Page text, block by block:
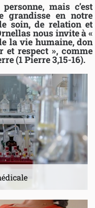
mais c’est
grandisse en notre
soin, de relation et
nous invite à «
la vie humaine, don
et respect », comme
(1 Pierre 3,15-16).